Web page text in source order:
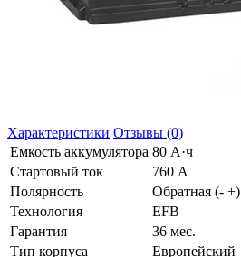
Характеристики Отзывы (0)
Емкость аккумулятора 80 А·ч
Стартовый ток
760 А
Полярность
Обратная (- +)
Технология
EFB
Гарантия
36 мес.
Тип корпуса
Европейский